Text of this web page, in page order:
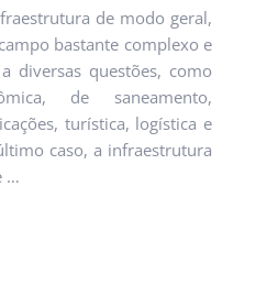
de modo geral,
bastante complexo e
diversas questões, como
de saneamento,
turística, logística e
caso, a infraestrutura
…